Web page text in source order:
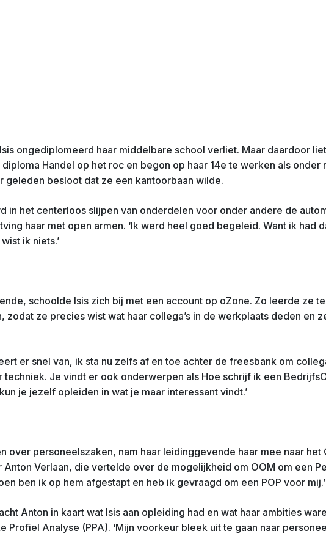
ongediplomeerd haar middelbare school verliet. Maar daardoor
diploma Handel op het roc en begon op haar 14e te werken als onder
geleden besloot dat ze een kantoorbaan wilde.
in het centerloos slijpen van onderdelen voor onder andere de
haar met open armen. ‘Ik werd heel goed begeleid. Want ik had
ik niets.’
schoolde Isis zich bij met een account op oZone. Zo leerde ze
ze precies wist wat haar collega’s in de werkplaats deden en
er snel van, ik sta nu zelfs af en toe achter de freesbank om
techniek. Je vindt er ook onderwerpen als Hoe schrijf ik een
je jezelf opleiden in wat je maar interessant vindt.’
over personeelszaken, nam haar leidinggevende haar mee naar het
Anton Verlaan, die vertelde over de mogelijkheid om OOM om een
ben ik op hem afgestapt en heb ik gevraagd om een POP voor mij.’
Anton in kaart wat Isis aan opleiding had en wat haar ambities
Profiel Analyse (PPA). ‘Mijn voorkeur bleek uit te gaan naar